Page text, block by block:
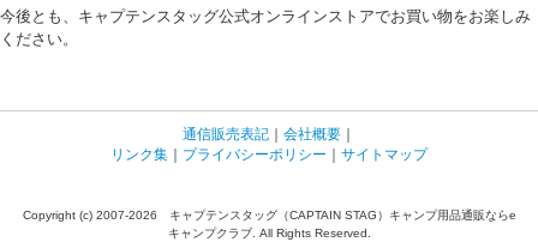
今後とも、キャプテンスタッグ公式オンラインストアでお買い物をお楽しみ
ください。
通信販売表記 ｜ 会社概要 ｜
リンク集 ｜ プライバシーポリシー ｜ サイトマップ
Copyright (c) 2007-2026 キャプテンスタッグ（CAPTAIN STAG）キャンプ用品通販ならe
キャンプクラブ. All Rights Reserved.